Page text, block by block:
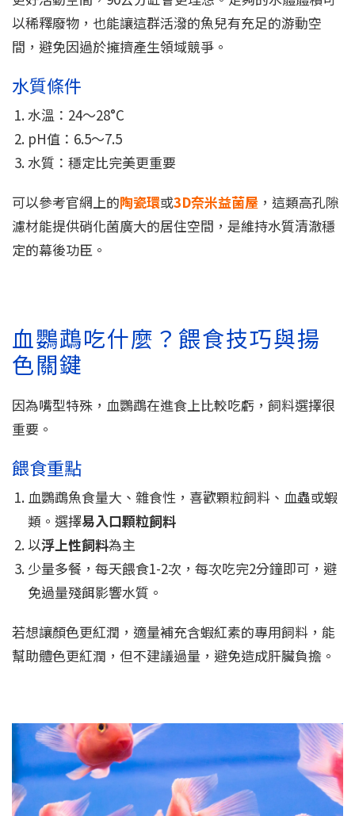
以稀釋廢物，也能讓這群活潑的魚兒有充足的游動空
間，避免因過於擁擠產生領域競爭。
水質條件
水溫：24～28°C
pH值：6.5～7.5
水質：穩定比完美更重要
可以參考官網上的陶瓷環或3D奈米益菌屋 ，這類高孔隙
濾材能提供硝化菌廣大的居住空間，是維持水質清澈穩
定的幕後功臣。
血鸚鵡吃什麼？餵食技巧與揚
色關鍵
因為嘴型特殊，血鸚鵡在進食上比較吃虧，飼料選擇很
重要。
餵食重點
血鸚鵡魚食量大、雜食性，喜歡顆粒飼料、血蟲或蝦
類。選擇易入口顆粒飼料
以浮上性飼料為主
少量多餐，每天餵食1-2次，每次吃完2分鐘即可，避
免過量殘餌影響水質。
若想讓顏色更紅潤，適量補充含蝦紅素的專用飼料，能
幫助體色更紅潤，但不建議過量，避免造成肝臟負擔。